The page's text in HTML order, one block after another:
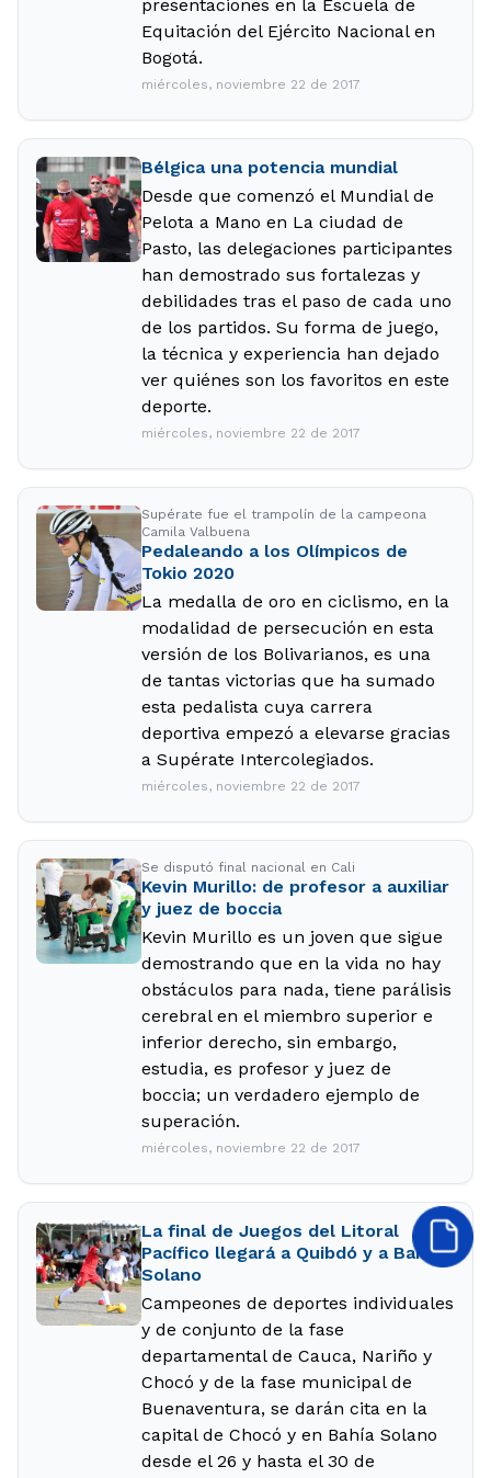
presentaciones en la Escuela de
Equitación del Ejército Nacional en
Bogotá.
miércoles, noviembre 22 de 2017
Bélgica una potencia mundial
Desde que comenzó el Mundial de
Pelota a Mano en La ciudad de
Pasto, las delegaciones participantes
han demostrado sus fortalezas y
debilidades tras el paso de cada uno
de los partidos. Su forma de juego,
la técnica y experiencia han dejado
ver quiénes son los favoritos en este
deporte.
miércoles, noviembre 22 de 2017
Supérate fue el trampolín de la campeona
Camila Valbuena
Pedaleando a los Olímpicos de
Tokio 2020
La medalla de oro en ciclismo, en la
modalidad de persecución en esta
versión de los Bolivarianos, es una
de tantas victorias que ha sumado
esta pedalista cuya carrera
deportiva empezó a elevarse gracias
a Supérate Intercolegiados.
miércoles, noviembre 22 de 2017
Se disputó final nacional en Cali
Kevin Murillo: de profesor a auxiliar
y juez de boccia
Kevin Murillo es un joven que sigue
demostrando que en la vida no hay
obstáculos para nada, tiene parálisis
cerebral en el miembro superior e
inferior derecho, sin embargo,
estudia, es profesor y juez de
boccia; un verdadero ejemplo de
superación.
miércoles, noviembre 22 de 2017
La final de Juegos del Litoral
Pacífico llegará a Quibdó y a Bahía
Solano
Campeones de deportes individuales
y de conjunto de la fase
departamental de Cauca, Nariño y
Chocó y de la fase municipal de
Buenaventura, se darán cita en la
capital de Chocó y en Bahía Solano
desde el 26 y hasta el 30 de